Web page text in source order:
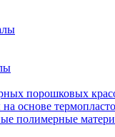
порошковых
основе
полимерные